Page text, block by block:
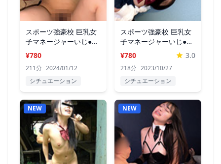
スポーツ強豪校 巨乳女
子マネージャーいじ●動
画流出 2
¥780
211分 2024/01/12
シチュエーション
スポーツ強豪校 巨乳女
子マネージャーいじ●動
画流出
¥780 3.0
218分 2023/10/27
シチュエーション
NEW NEW